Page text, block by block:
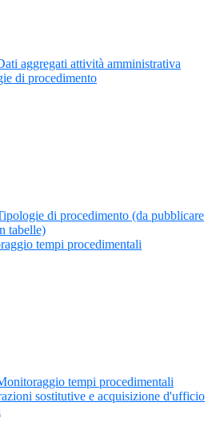
aggregati attività amministrativa
di procedimento
di procedimento (da pubblicare
tabelle)
tempi procedimentali
tempi procedimentali
sostitutive e acquisizione d'ufficio